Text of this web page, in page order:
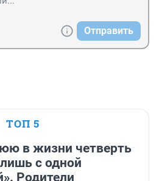
Отправить
ТОП 5
в жизни четверть
с одной
Родители